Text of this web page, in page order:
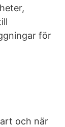
för
och när